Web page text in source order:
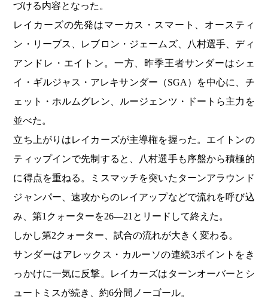
づける内容となった。
レイカーズの先発はマーカス・スマート、オースティ
ン・リーブス、レブロン・ジェームズ、八村選手、ディ
アンドレ・エイトン。一方、昨季王者サンダーはシェ
イ・ギルジャス・アレキサンダー（SGA）を中心に、チ
ェット・ホルムグレン、ルージェンツ・ドートら主力を
並べた。
立ち上がりはレイカーズが主導権を握った。エイトンの
ティップインで先制すると、八村選手も序盤から積極的
に得点を重ねる。ミスマッチを突いたターンアラウンド
ジャンパー、速攻からのレイアップなどで流れを呼び込
み、第1クォーターを26―21とリードして終えた。
しかし第2クォーター、試合の流れが大きく変わる。
サンダーはアレックス・カルーソの連続3ポイントをき
っかけに一気に反撃。レイカーズはターンオーバーとシ
ュートミスが続き、約6分間ノーゴール。